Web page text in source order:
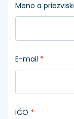
Meno a
E-mail *
IČO *